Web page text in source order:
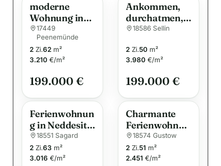
moderne
Wohnung in
Peenemünde
zu verkaufen
17449
Peenemünde
2 Zi.62 m²
3.210 €/m²
199.000 €
Ankommen,
durchatmen,
bleiben –
Vermieten in
Sellin
18586 Sellin
2 Zi.50 m²
3.980 €/m²
199.000 €
Ferienwohnun
g in Neddesitz
mit
fußläufiger
Wellnessoase
18551 Sagard
2 Zi.63 m²
3.016 €/m²
Charmante
Ferienwohnun
g auf der Insel
Rügen
18574 Gustow
2 Zi.51 m²
2.451 €/m²